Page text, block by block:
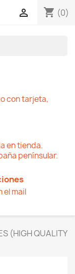
shopping_cart (0)

con tarjeta,
en tienda.
penínsular.
el mail
(HIGH QUALITY